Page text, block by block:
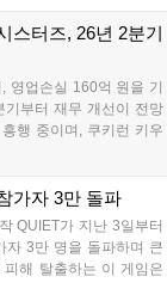
확인할 수 있다. 이용자
을 지원받을 수 있다....
스터즈, 26년 2분기
영업손실 160억 원을 기
기부터 재무 개선이 전망
행 중이며, 쿠키런 키우
텐츠를 제공한다. 또한
반기 실적 턴어라운드
가자 3만 돌파
QUIET가 지난 3일부터
자 3만 명을 돌파하며 큰
해 탈출하는 이 게임은
을 활용한 전략적 플레